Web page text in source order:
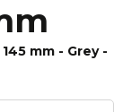
mm - Grey -